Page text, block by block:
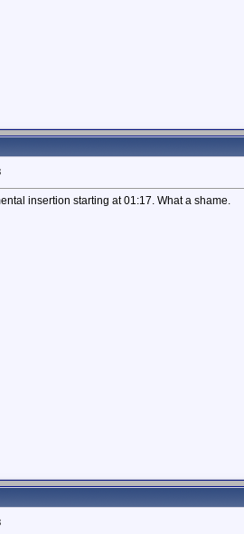
insertion starting at 01:17. What a shame.